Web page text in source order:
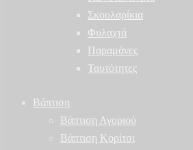
Σκουλαρίκια
Φυλαχτά
Παραμάνες
Ταυτότητες
Βάπτιση
Βάπτιση Αγοριού
Βάπτιση Κορίτσι